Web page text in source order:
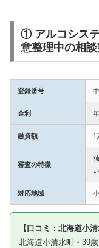
① アルコシス
意整理中の相談
登録番号
金利
融資額 1
審査の特徴
対応地域
【口コミ：北海道小
北海道小清水町・39